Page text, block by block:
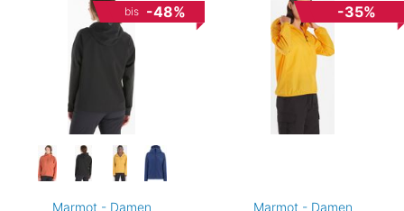
bis -48%
Marmot - Damen
-35%
Marmot - Damen